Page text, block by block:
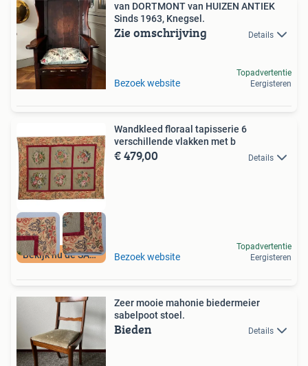
van DORTMONT van HUIZEN ANTIEK
Sinds 1963, Knegsel.
Zie omschrijving Details
Bezoek website
Topadvertentie
Eergisteren
Bekijk nu de SALE
Wandkleed floraal tapisserie 6
verschillende vlakken met b
€ 479,00 Details
Bezoek website
Topadvertentie
Eergisteren
Zeer mooie mahonie biedermeier
sabelpoot stoel.
Bieden Details